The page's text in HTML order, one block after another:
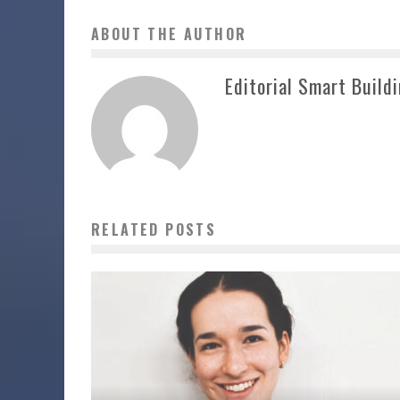
ABOUT THE AUTHOR
Editorial Smart
RELATED POSTS